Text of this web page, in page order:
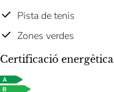
Pista de tenis
Zones verdes
Certificació energètica